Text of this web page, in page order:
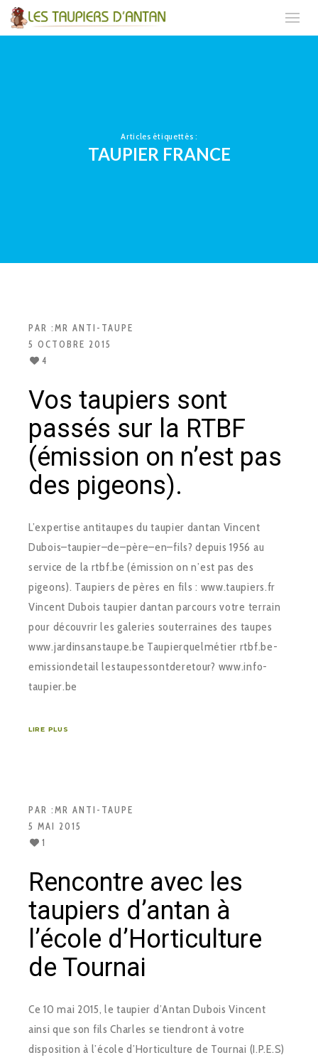
Articles étiquettés :
TAUPIER FRANCE
PAR :MR ANTI-TAUPE
5 OCTOBRE 2015
4
Vos taupiers sont
passés sur la RTBF
(émission on n’est pas
des pigeons).
L’expertise anti­taupes du taupier dantan Vincent
Dubois–taupier–de–père–en–fils? depuis 1956 au
service de la rtbf.be (émission on n’est pas des
pigeons). Taupiers de pères en fils : www.taupiers.fr
Vincent Dubois taupier dantan parcours votre terrain
pour découvrir les galeries souterraines des taupes
www.jardin­sans­taupe.be Taupier­quel­métier rtbf.be­
emission­detail ­les­taupes­sont­de­retour? www.info­
taupier.be
LIRE PLUS
PAR :MR ANTI-TAUPE
5 MAI 2015
1
Rencontre avec les
taupiers d’antan à
l’école d’Horticulture
de Tournai
Ce 10 mai 2015, le taupier d’Antan Dubois Vincent
ainsi que son fils Charles se tiendront à votre
disposition à l’école d’Horticulture de Tournai (I.P.E.S)